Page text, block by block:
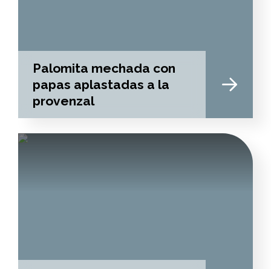
Palomita mechada con
papas aplastadas a la
provenzal